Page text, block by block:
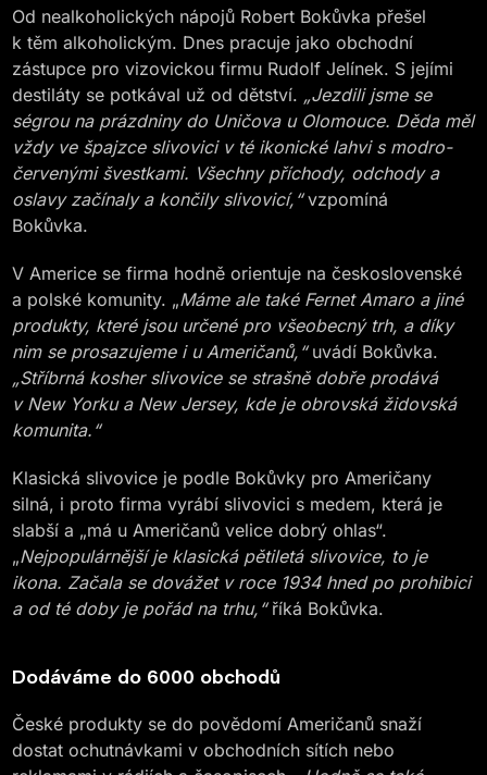
Od nealkoholických nápojů Robert Bokůvka přešel
k těm alkoholickým. Dnes pracuje jako obchodní
zástupce pro vizovickou firmu Rudolf Jelínek. S jejími
destiláty se potkával už od dětství. „Jezdili jsme se
ségrou na prázdniny do Uničova u Olomouce. Děda měl
vždy ve špajzce slivovici v té ikonické lahvi s modro-
červenými švestkami. Všechny příchody, odchody a
oslavy začínaly a končily slivovicí,“vzpomíná
Bokůvka.
V Americe se firma hodně orientuje na československé
a polské komunity. „Máme ale také Fernet Amaro a jiné
produkty, které jsou určené pro všeobecný trh, a díky
nim se prosazujeme i u Američanů,“uvádí Bokůvka.
„Stříbrná kosher slivovice se strašně dobře prodává
v New Yorku a New Jersey, kde je obrovská židovská
komunita.“
Klasická slivovice je podle Bokůvky pro Američany
silná, i proto firma vyrábí slivovici s medem, která je
slabší a „má u Američanů velice dobrý ohlas“.
„Nejpopulárnější je klasická pětiletá slivovice, to je
ikona. Začala se dovážet v roce 1934 hned po prohibici
a od té doby je pořád na trhu,“říká Bokůvka.
Dodáváme do 6000 obchodů
České produkty se do povědomí Američanů snaží
dostat ochutnávkami v obchodních sítích nebo